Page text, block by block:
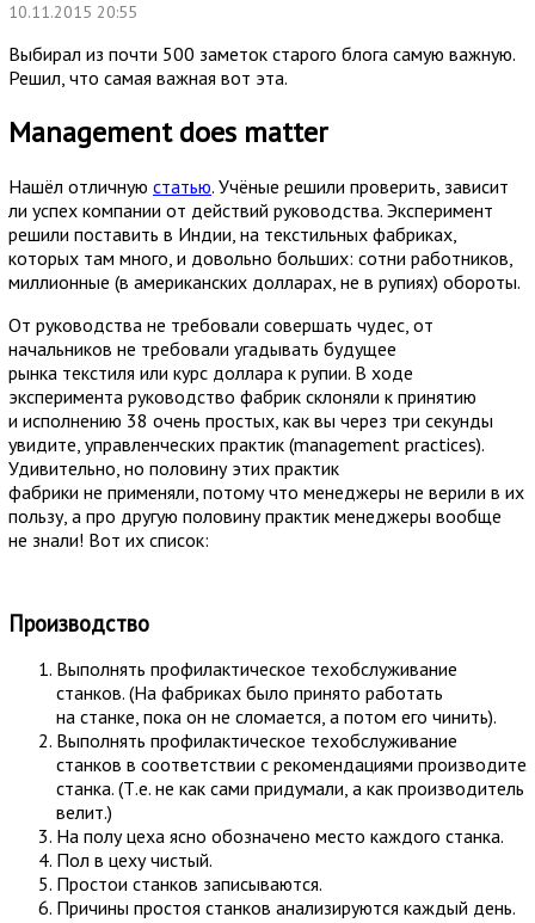
10.11.2015 20:55
Выбирал из почти 500 заметок старого блога самую важную.
Решил, что самая важная вот эта.
Management does matter
Нашёл отличную статью. Учёные решили проверить, зависит
ли успех компании от действий руководства. Эксперимент
решили поставить в Индии, на текстильных фабриках,
которых там много, и довольно больших: сотни работников,
миллионные (в американских долларах, не в рупиях) обороты.
От руководства не требовали совершать чудес, от
начальников не требовали угадывать будущее
рынка текстиля или курс доллара к рупии. В ходе
эксперимента руководство фабрик склоняли к принятию
и исполнению 38 очень простых, как вы через три секунды
увидите, управленческих практик (management practices).
Удивительно, но половину этих практик
фабрики не применяли, потому что менеджеры не верили в их
пользу, а про другую половину практик менеджеры вообще
не знали! Вот их список:
Производство
Выполнять профилактическое техобcлуживание
станков. (На фабриках было принято работать
на станке, пока он не сломается, а потом его чинить).
Выполнять профилактическое техобcлуживание
станков в соответствии с рекомендациями
станка. (Т.е. не как сами придумали, а как производитель
велит.)
На полу цеха ясно обозначено место каждого станка.
Пол в цеху чистый.
Простои станков записываются.
Причины простоя станков анализируются каждый день.